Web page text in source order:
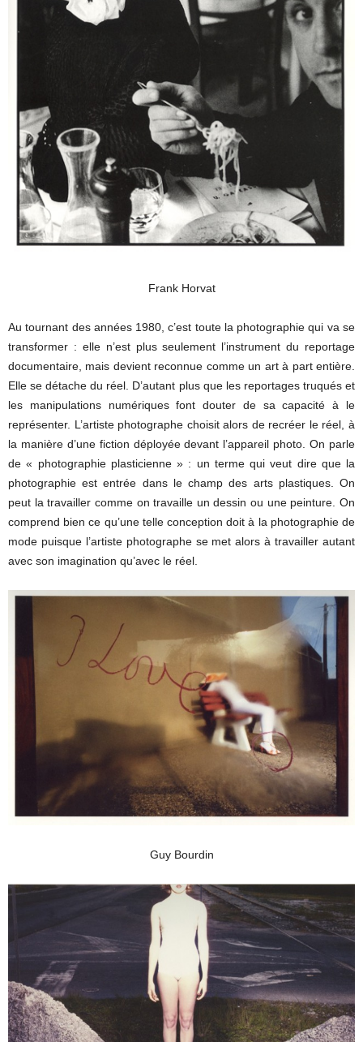
Frank Horvat
Au tournant des années 1980, c’est toute la photographie qui va se
transformer : elle n’est plus seulement l’instrument du reportage
documentaire, mais devient reconnue comme un art à part entière.
Elle se détache du réel. D’autant plus que les reportages truqués et
les manipulations numériques font douter de sa capacité à le
représenter. L’artiste photographe choisit alors de recréer le réel, à
la manière d’une fiction déployée devant l’appareil photo. On parle
de « photographie plasticienne » : un terme qui veut dire que la
photographie est entrée dans le champ des arts plastiques. On
peut la travailler comme on travaille un dessin ou une peinture. On
comprend bien ce qu’une telle conception doit à la photographie de
mode puisque l’artiste photographe se met alors à travailler autant
avec son imagination qu’avec le réel.
Guy Bourdin